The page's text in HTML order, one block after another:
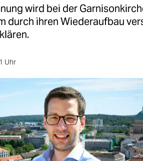
wird bei der
durch ihren Wiederaufbau
Uhr